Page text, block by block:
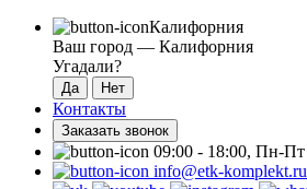
Калифорния
Ваш город — Калифорния
Угадали?
Контакты
Заказать звонок
09:00 - 18:00, Пн-Пт
info@etk-komplekt.ru